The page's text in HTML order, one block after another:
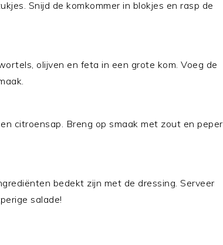
Snijd de komkommer in blokjes en rasp de
olijven en feta in een grote kom. Voeg de
citroensap. Breng op smaak met zout en peper
bedekt zijn met de dressing. Serveer
salade!